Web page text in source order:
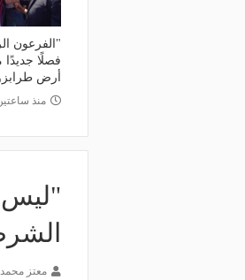
"الفرعون
فصلًا
أرض
منذ
"ليس
معتز محمد
نادي الخلود: صلاح انتقل للدوري